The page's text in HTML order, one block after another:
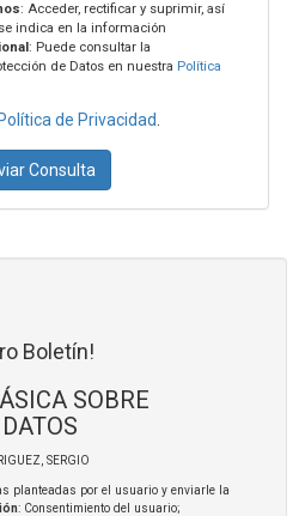
: Acceder, rectificar y suprimir, así
indica en la información
: Puede consultar la
de Datos en nuestra Política
Política de Privacidad
Consulta
Boletín!
SOBRE
SERGIO
planteadas por el usuario y enviarle la
: Consentimiento del usuario;